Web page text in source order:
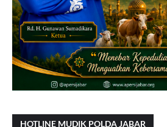
HOTLINE MUDIK POLDA JABAR